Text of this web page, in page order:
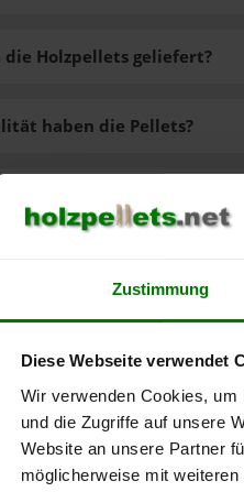
Zustimmung
Diese Webseite verwendet
Wir verwenden Cookies,
und die Zugriffe auf unsere
Website an unsere Partner
möglicherweise mit
Holzpellets geliefert?
gibt es?
haben die Pellets?
die Lieferzeit der Pellets?
APP
Sie schon